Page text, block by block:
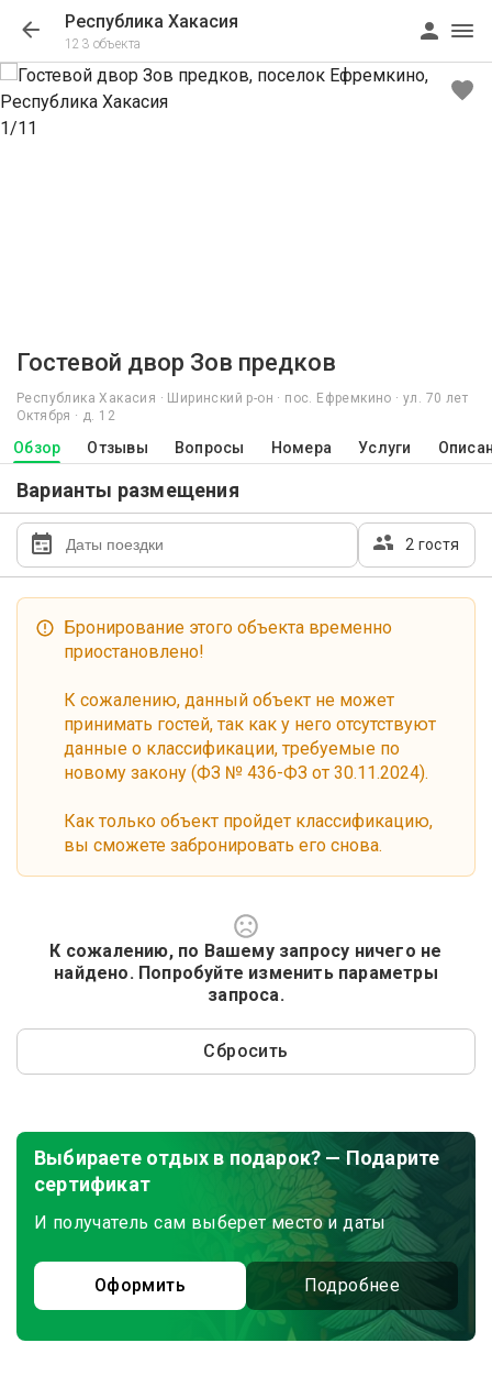
Республика Хакасия
123 объекта
1/11
Гостевой двор Зов предков
Республика Хакасия · Ширинский р-он · пос. Ефремкино · ул. 70 лет
Октября · д. 12
Обзор Отзывы Вопросы Номера Услуги
Варианты размещения
2 гостя
Бронирование этого объекта временно
приостановлено!
К сожалению, данный объект не может
принимать гостей, так как у него отсутствуют
данные о классификации, требуемые по
новому закону (ФЗ № 436-ФЗ от 30.11.2024).
Как только объект пройдет классификацию,
вы сможете забронировать его снова.
К сожалению, по Вашему запросу ничего не
найдено. Попробуйте изменить параметры
запроса.
Сбросить
Выбираете отдых в подарок? — Подарите
сертификат
И получатель сам выберет место и даты
Оформить Подробнее